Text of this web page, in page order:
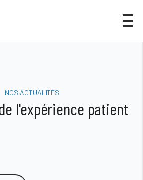
NOS ACTUALITÉS
l'expérience patient